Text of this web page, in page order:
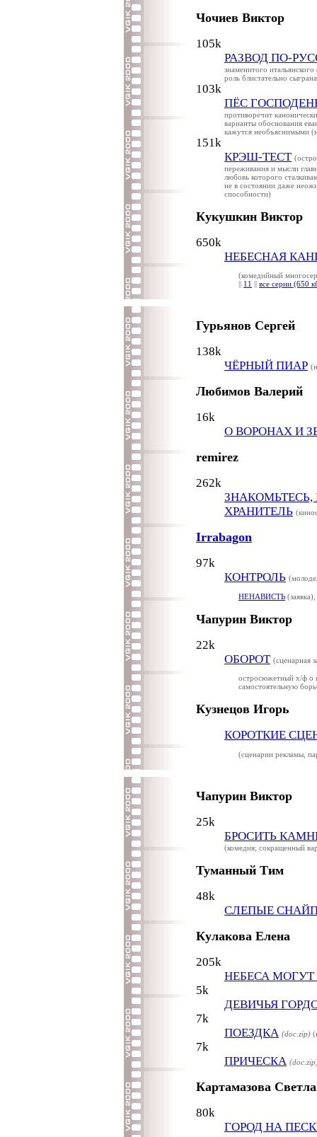
Чочиев Виктор
105k
РАЗВОД ПО-
знаменитого
роль блистательно
103k
ПЁС
противоречит
варианты обоснования
кажутся необъяснимыми
151k
КРЭШ-ТЕСТ
переживания и мысли
любовь которого
не в состоянии даже
способности)
Кукушкин Виктор
650k
НЕБЕСНАЯ
(комедийный
11 все серии (650
Гурьянов Сергей
138k
ЧЁРНЫЙ ПИАР
Любимов Валерий
16k
О ВОРОНАХ И
remirez
262k
ХРАНИТЕЛЬ
Irrabagon
97k
КОНТРОЛЬ
НЕНАВИСТЬ (заявка),
Чапурин Виктор
22k
ОБОРОТ (сценарная
остросюжетный х/ф о
самостоятельную
Кузнецов Игорь
КОРОТКИЕ
(сценарии рекламы,
Чапурин Виктор
25k
БРОСИТЬ
(комедия; сокращенный
Туманный Тим
48k
СЛЕПЫЕ
Кулакова Елена
205k
НЕБЕСА
5k
ДЕВИЧЬЯ
7k
ПОЕЗДКА (doc.zip)
7k
ПРИЧЕСКА
Картамазова
80k
ГОРОД НА